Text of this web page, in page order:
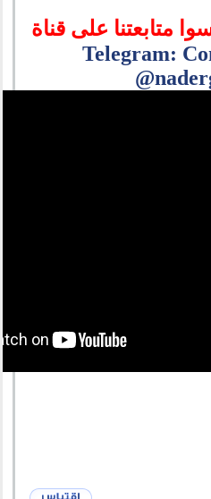
متابعتنا على قناة
Telegram: